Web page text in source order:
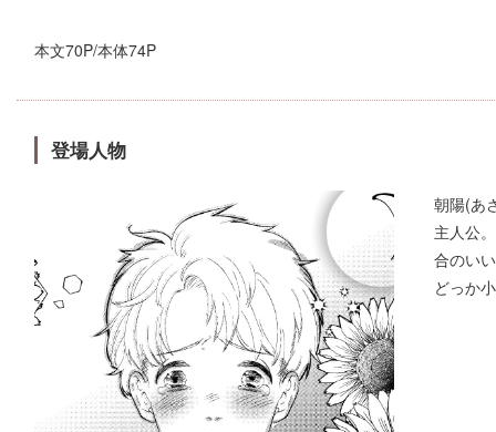
本文70P/本体74P
登場人物
朝陽(あ
主人公
合のい
どっか